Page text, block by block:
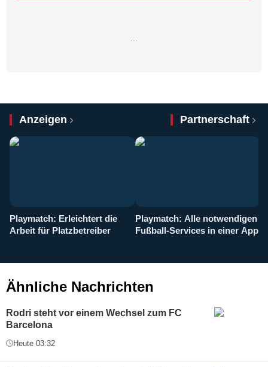
Anzeigen Partnerschaft
Playmatch: Erleichtert die
Arbeit für Platzbetreiber
Playmatch: Alle notwendigen
Fußball-Services in einer App
Ähnliche Nachrichten
Rodri steht vor einem Wechsel zum FC
Barcelona
Heute 03:32